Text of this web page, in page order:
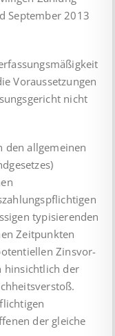
September 2013
Voraussetzungen
nicht
den allgemeinen
typisierenden
Zeitpunkten
Zinsvor-
hinsichtlich der
der gleiche